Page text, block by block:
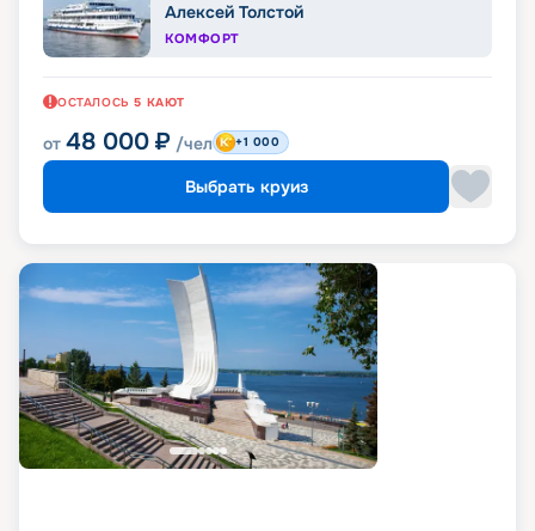
Алексей Толстой
КОМФОРТ
ОСТАЛОСЬ 5 КАЮТ
от 48 000 ₽ /чел +1 000
Выбрать круиз